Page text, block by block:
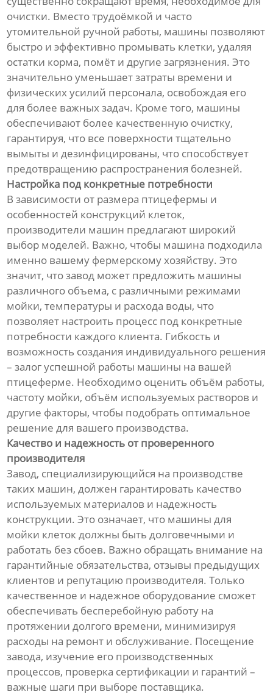
очистки. Вместо трудоёмкой и часто
утомительной ручной работы, машины позволяют
быстро и эффективно промывать клетки, удаляя
остатки корма, помёт и другие загрязнения. Это
значительно уменьшает затраты времени и
физических усилий персонала, освобождая его
для более важных задач. Кроме того, машины
обеспечивают более качественную очистку,
гарантируя, что все поверхности тщательно
вымыты и дезинфицированы, что способствует
предотвращению распространения болезней.
Настройка под конкретные потребности
В зависимости от размера птицефермы и
особенностей конструкций клеток,
производители машин предлагают широкий
выбор моделей. Важно, чтобы машина подходила
именно вашему фермерскому хозяйству. Это
значит, что завод может предложить машины
различного объема, с различными режимами
мойки, температуры и расхода воды, что
позволяет настроить процесс под конкретные
потребности каждого клиента. Гибкость и
возможность создания индивидуального решения
– залог успешной работы машины на вашей
птицеферме. Необходимо оценить объём работы,
частоту мойки, объём используемых растворов и
другие факторы, чтобы подобрать оптимальное
решение для вашего производства.
Качество и надежность от проверенного
производителя
Завод, специализирующийся на производстве
таких машин, должен гарантировать качество
используемых материалов и надежность
конструкции. Это означает, что машины для
мойки клеток должны быть долговечными и
работать без сбоев. Важно обращать внимание на
гарантийные обязательства, отзывы предыдущих
клиентов и репутацию производителя. Только
качественное и надежное оборудование сможет
обеспечивать бесперебойную работу на
протяжении долгого времени, минимизируя
расходы на ремонт и обслуживание. Посещение
завода, изучение его производственных
процессов, проверка сертификации и гарантий –
важные шаги при выборе поставщика.